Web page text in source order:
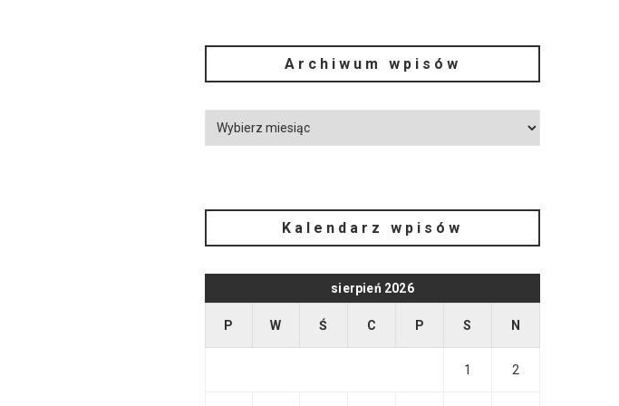
Archiwum wpisów
Kalendarz wpisów
sierpień 2026
P W Ś C P S N
1 2